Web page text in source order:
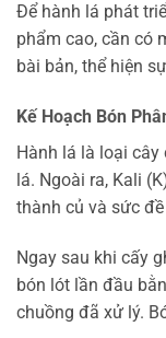
Để hành lá phát
phẩm cao, cần có
bài bản, thể hiện
Kế Hoạch Bón
Hành lá là loại
lá. Ngoài ra, Kali
thành củ và sức
Ngay sau khi cấy
bón lót lần đầu
chuồng đã xử lý.